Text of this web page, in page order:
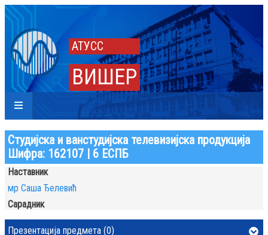
АТУСС
ВИШЕР
Студијска и ванстудијска телевизијска продукција
Шифра: 162107 | 6 ЕСПБ
Наставник
мр Саша Ђелевић
Сарадник
Презентација предмета (0)